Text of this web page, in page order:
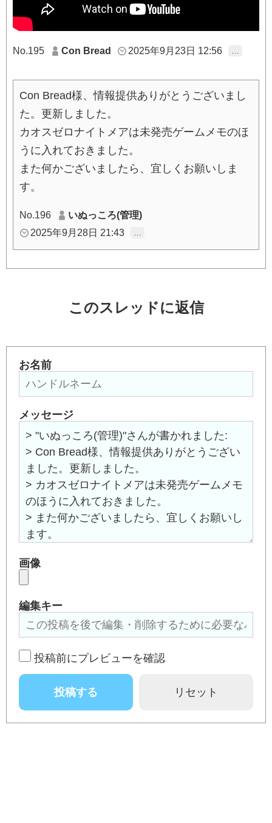
No.195 Con Bread 2025年9月23日 12:56 …
Con Bread様、情報提供ありがとうございまし
た。更新しました。
カオスゼロナイトメアは未発売ゲームメモのほ
うに入れておきました。
また何かございましたら、宜しくお願いしま
す。
No.196
いぬっころ(管理)
2025年9月28日 21:43
…
このスレッドに返信
お名前
メッセージ
画像
編集キー
投稿前にプレビューを確認